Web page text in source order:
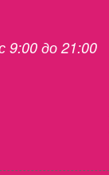
9:00 до 21:00